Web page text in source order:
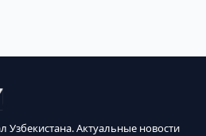
Узбекистана. Актуальные новости